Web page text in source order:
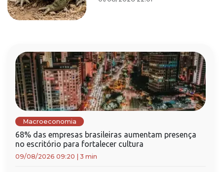
Macroeconomia
68% das empresas brasileiras aumentam presença
no escritório para fortalecer cultura
09/08/2026 09:20 3 min